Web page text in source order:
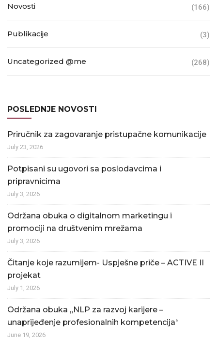
Novosti (166)
Publikacije (3)
Uncategorized @me (268)
POSLEDNJE NOVOSTI
Priručnik za zagovaranje pristupačne komunikacije
July 23, 2026
Potpisani su ugovori sa poslodavcima i
pripravnicima
July 3, 2026
Održana obuka o digitalnom marketingu i
promociji na društvenim mrežama
July 3, 2026
Čitanje koje razumijem- Uspješne priče – ACTIVE II
projekat
July 1, 2026
Održana obuka „NLP za razvoj karijere –
unaprijeđenje profesionalnih kompetencija“
June 19, 2026